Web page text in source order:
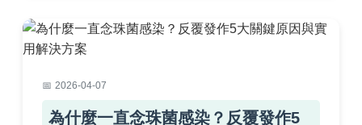
2026-04-07
為什麼一直念珠菌感染？反覆發作5